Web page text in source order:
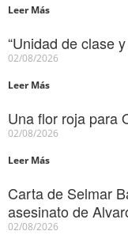
Leer Más
“Unidad de clase
02/08/2026
Leer Más
Una flor roja para
02/08/2026
Leer Más
Carta de Selmar
asesinato de
02/08/2026